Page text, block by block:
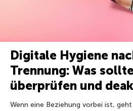
Digitale Hygiene
Trennung: Was
überprüfen und
Wenn eine Beziehung vorbei ist,